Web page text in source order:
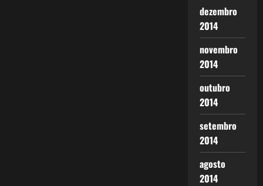
dezembro
2014
novembro
2014
outubro
2014
setembro
2014
agosto
2014